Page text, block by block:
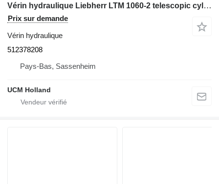
Vérin hydraulique Liebherr LTM 1060-2 telescopic cylinder 512378208 pour grue mobile
Prix sur demande
Vérin hydraulique
512378208
Pays-Bas, Sassenheim
UCM Holland